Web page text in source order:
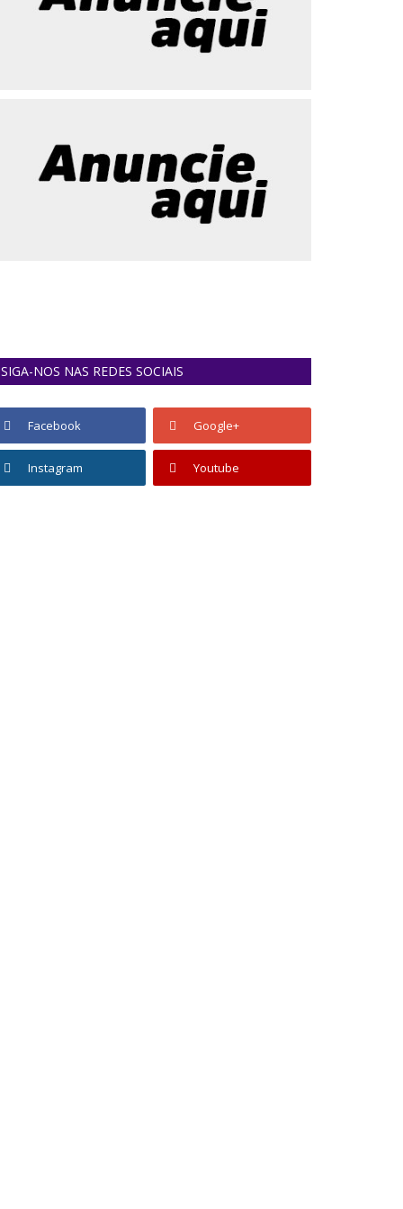
SIGA-NOS NAS REDES SOCIAIS
Facebook Google+
Instagram Youtube